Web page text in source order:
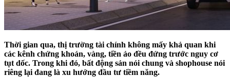
Thời gian qua, thị trường tài chính không mấy khả quan khi
các kênh chứng khoán, vàng, tiền ảo đều đứng trước nguy cơ
tụt dốc. Trong khi đó, bất động sản nói chung và shophouse nói
riêng lại đang là xu hướng đầu tư tiềm năng.